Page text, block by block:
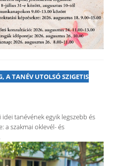
A TANÉV UTOLSÓ SZIGETIS
idei tanévének egyik legszebb és
a szakmai oklevél- és